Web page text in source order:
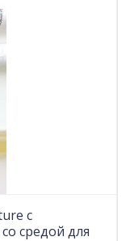
с
средой для